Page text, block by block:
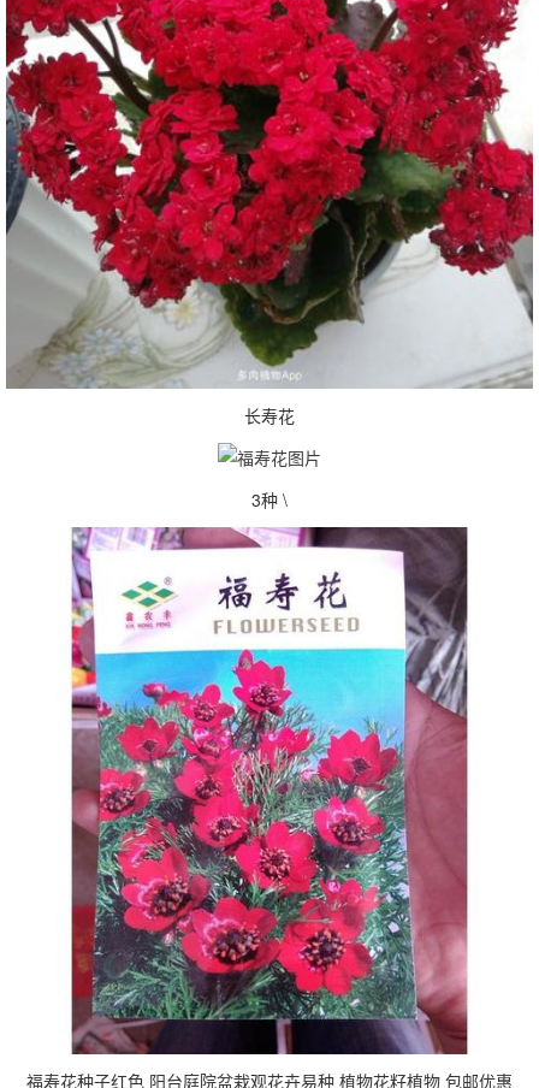
长寿花
3种 \
福寿花种子红色 阳台庭院盆栽观花卉易种 植物花籽植物 包邮优惠